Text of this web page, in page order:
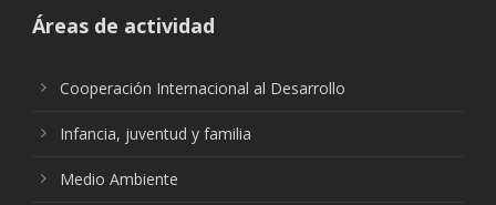
Áreas de actividad
Cooperación Internacional al Desarrollo
Infancia, juventud y familia
Medio Ambiente